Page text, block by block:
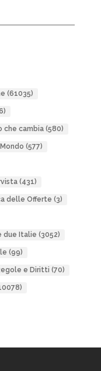
(61035)
che cambia(580)
(577)
(431)
delle Offerte (3)
due Italie (3052)
(99)
e Diritti (70)